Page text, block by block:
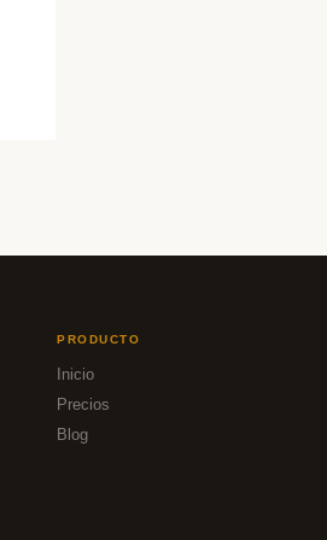
PRODUCTO
Inicio
Precios
Blog